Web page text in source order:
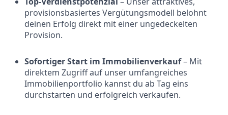
provisionsbasiertes Vergütungsmodell belohnt
deinen Erfolg direkt mit einer ungedeckelten
Provision.
Sofortiger Start im Immobilienverkauf– Mit
direktem Zugriff auf unser umfangreiches
Immobilienportfolio kannst du ab Tag eins
durchstarten und erfolgreich verkaufen.